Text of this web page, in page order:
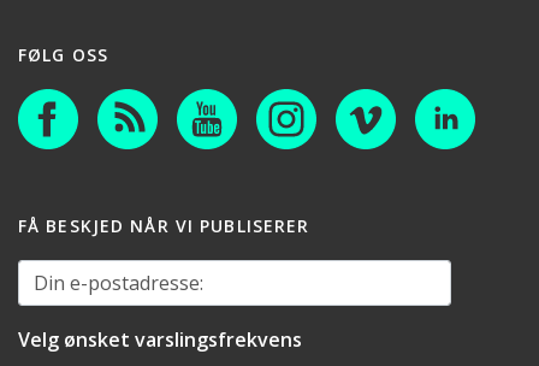
FØLG OSS
FÅ BESKJED NÅR VI PUBLISERER
Din e-postadresse:
Velg ønsket varslingsfrekvens